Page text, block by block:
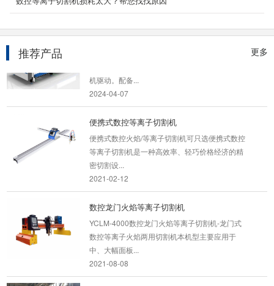
更多
推荐产品
2026-03-13
2000W光纤激光切割机
机驱动。配备...
2024-04-07
便携式数控等离子切割机
便携式数控火焰/等离子切割机可只选便携式数控
等离子切割机是一种高效率、轻巧价格经济的精
密切割设...
2021-02-12
数控龙门火焰等离子切割机
YCLM-4000数控龙门火焰等离子切割机-龙门式
数控等离子火焰两用切割机本机型主要应用于
中、大幅面板...
2021-08-08